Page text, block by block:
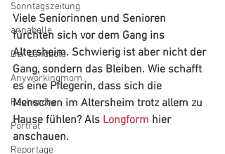
Sonntagszeitung
annabelle
Der Landbote
Anyworkingmom
Recherche
Porträt
Reportage
Viele Seniorinnen und Senioren
fürchten sich vor dem Gang ins
Altersheim. Schwierig ist aber nicht der
Gang, sondern das Bleiben. Wie schafft
es eine Pflegerin, dass sich die
Menschen im Altersheim trotz allem zu
Hause fühlen? Als Longform hier
anschauen.